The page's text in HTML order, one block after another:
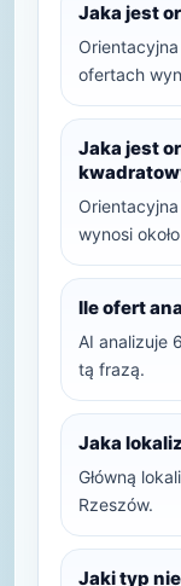
Jaka jest
ofertach
Jaka jest
wynosi
Ile ofert
AI analizuje
tą frazą.
Jaka
Główną
Rzeszów.
Jaki typ